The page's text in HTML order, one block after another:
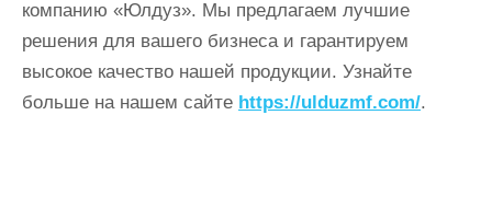
компанию «Юлдуз». Мы предлагаем лучшие
решения для вашего бизнеса и гарантируем
высокое качество нашей продукции. Узнайте
больше на нашем сайте https://ulduzmf.com/.